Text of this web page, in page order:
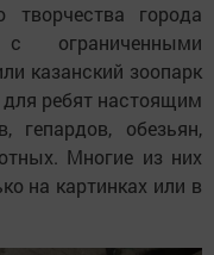
творчества города
ограниченными
казанский зоопарк
для ребят настоящим
гепардов, обезьян,
Многие из них
на картинках или в